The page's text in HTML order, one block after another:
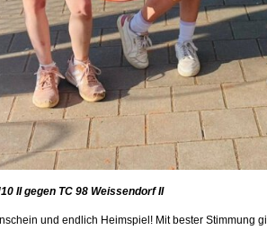
II gegen TC 98 Weissendorf II
und endlich Heimspiel! Mit bester Stimmung